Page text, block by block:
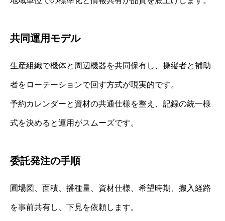
共同運用モデル
生産組織で機体と周辺機器を共同保有し、操縦者と補助
者をローテーションで回す方式が現実的です。
予約カレンダーと資材の共通仕様を整え、記録の統一様
式を決めると運用がスムーズです。
委託発注の手順
圃場図、面積、播種量、資材仕様、希望時期、搬入経路
を事前共有し、下見を依頼します。